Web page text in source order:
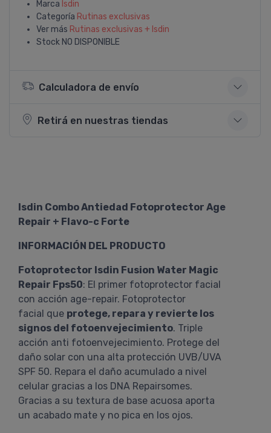
Marca Isdin
Categoría Rutinas exclusivas
Ver más Rutinas exclusivas + Isdin
Stock NO DISPONIBLE
Calculadora de envío
Retirá en nuestras tiendas
Isdin Combo Antiedad Fotoprotector Age
Repair + Flavo-c Forte
INFORMACIÓN DEL PRODUCTO
Fotoprotector Isdin Fusion Water Magic
Repair Fps50: El primer fotoprotector facial
con acción age-repair. Fotoprotector
facial que protege, repara y revierte los
signos del fotoenvejecimiento. Triple
acción anti fotoenvejecimiento. Protege del
daño solar con una alta protección UVB/UVA
SPF 50. Repara el daño acumulado a nivel
celular gracias a los DNA Repairsomes.
Gracias a su textura de base acuosa aporta
un acabado mate y no pica en los ojos.